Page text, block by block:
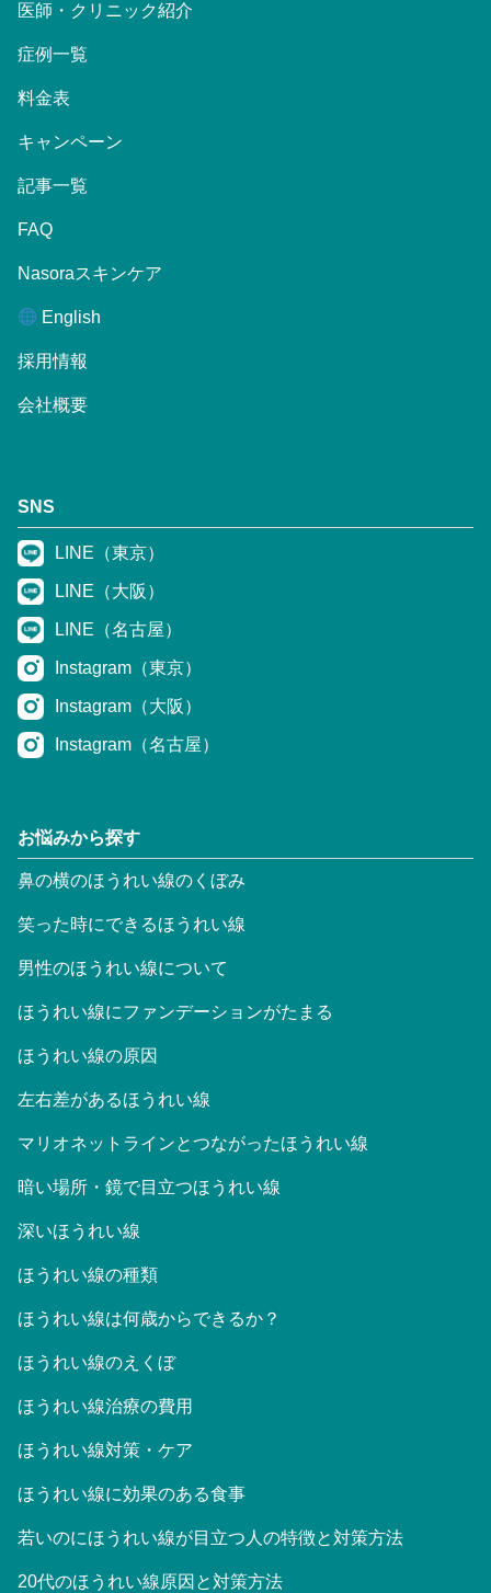
医師・クリニック紹介
症例一覧
料金表
キャンペーン
記事一覧
FAQ
Nasoraスキンケア
English
採用情報
会社概要
SNS
LINE（東京）
LINE（大阪）
LINE（名古屋）
Instagram（東京）
Instagram（大阪）
Instagram（名古屋）
お悩みから探す
鼻の横のほうれい線のくぼみ
笑った時にできるほうれい線
男性のほうれい線について
ほうれい線にファンデーションがたまる
ほうれい線の原因
左右差があるほうれい線
マリオネットラインとつながったほうれい線
暗い場所・鏡で目立つほうれい線
深いほうれい線
ほうれい線の種類
ほうれい線は何歳からできるか？
ほうれい線のえくぼ
ほうれい線治療の費用
ほうれい線対策・ケア
ほうれい線に効果のある食事
若いのにほうれい線が目立つ人の特徴と対策方法
20代のほうれい線原因と対策方法